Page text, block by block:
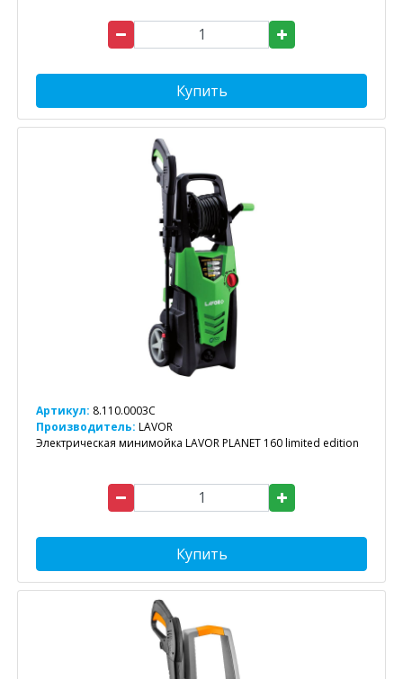
Купить
Артикул: 8.110.0003C
Производитель: LAVOR
Электрическая минимойка LAVOR PLANET 160 limited edition
Купить